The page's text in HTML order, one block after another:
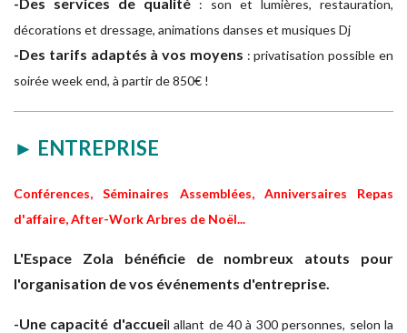
: son et lumières, restauration,
décorations et dressage, animations danses et musiques Dj
-Des tarifs adaptés à vos moyens : privatisation possible en
soirée week end, à partir de 850€ !
► ENTREPRISE
Conférences, Séminaires Assemblées, Anniversaires Repas
d'affaire, After-Work Arbres de Noël...
L'Espace Zola bénéficie de nombreux atouts pour
l'organisation de vos événements d'entreprise.
-Une capacité d'accueil allant de 40 à 300 personnes, selon la